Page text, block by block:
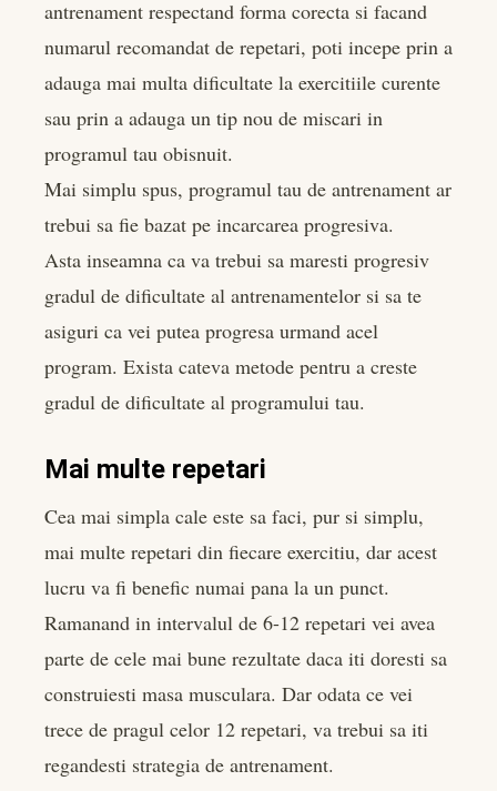
antrenament respectand forma corecta si facand
numarul recomandat de repetari, poti incepe prin a
adauga mai multa dificultate la exercitiile curente
sau prin a adauga un tip nou de miscari in
programul tau obisnuit.
Mai simplu spus, programul tau de antrenament ar
trebui sa fie bazat pe incarcarea progresiva.
Asta inseamna ca va trebui sa maresti progresiv
gradul de dificultate al antrenamentelor si sa te
asiguri ca vei putea progresa urmand acel
program. Exista cateva metode pentru a creste
gradul de dificultate al programului tau.
Mai multe repetari
Cea mai simpla cale este sa faci, pur si simplu,
mai multe repetari din fiecare exercitiu, dar acest
lucru va fi benefic numai pana la un punct.
Ramanand in intervalul de 6-12 repetari vei avea
parte de cele mai bune rezultate daca iti doresti sa
construiesti masa musculara. Dar odata ce vei
trece de pragul celor 12 repetari, va trebui sa iti
regandesti strategia de antrenament.